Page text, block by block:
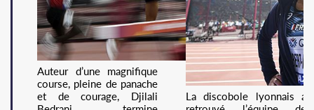
Auteur d’une magnifique
course, pleine de panache
et de courage, Djilali
La discobole lyonnais a